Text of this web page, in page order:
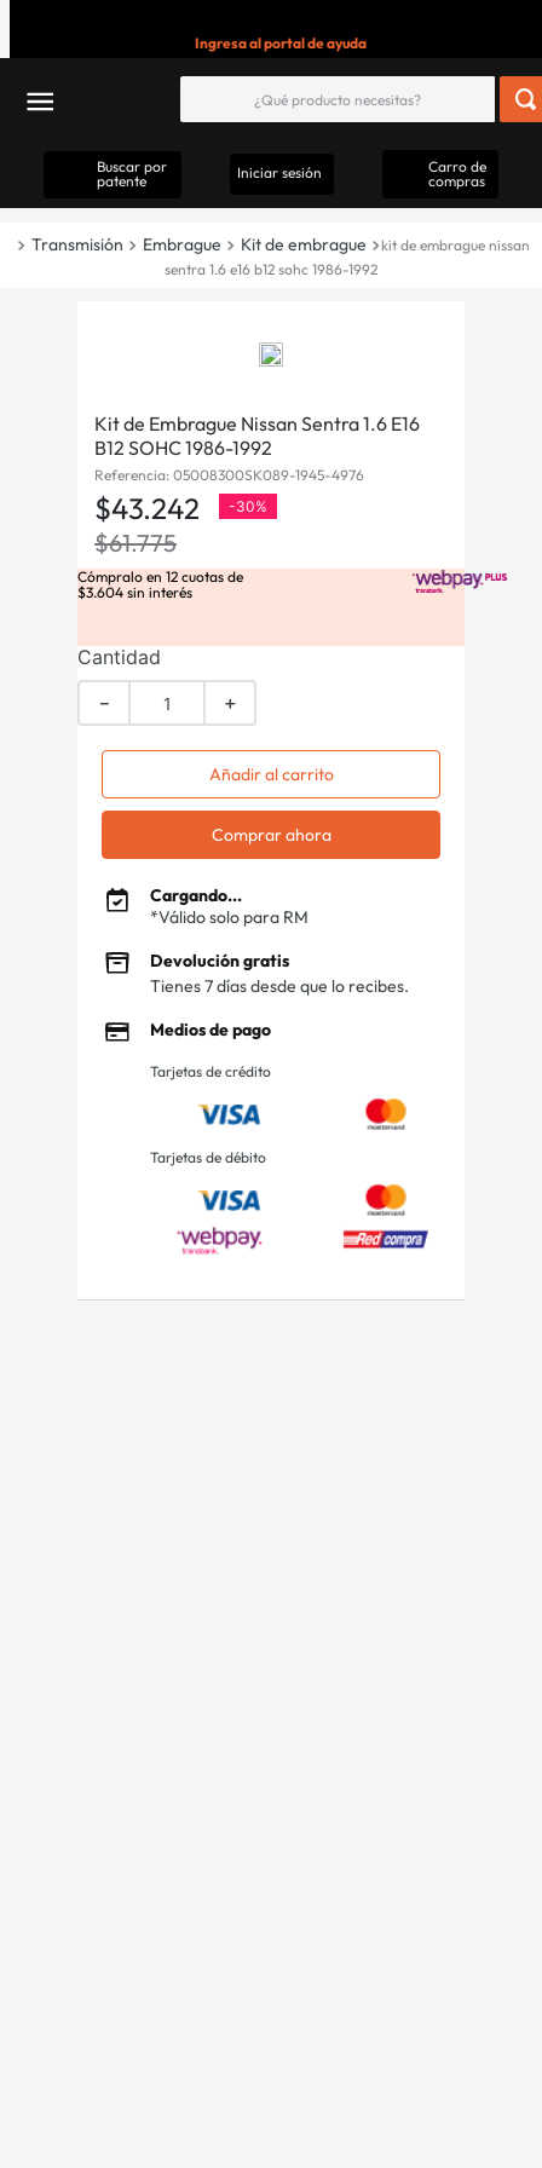
Ingresa al portal de ayuda
Buscar por
patente
Iniciar sesión
Carro de
compras
Transmisión Embrague Kit de embrague
kit de embrague nissan
sentra 1.6 e16 b12 sohc 1986-1992
Kit de Embrague Nissan Sentra 1.6 E16
B12 SOHC 1986-1992
Referencia: 05008300SK089-1945-4976
$43.242 -30%
$61.775
Cómpralo en 12 cuotas de
$3.604 sin interés
Cantidad
＋
－
Añadir al carrito
Comprar ahora
Cargando...
*Válido solo para RM
Devolución gratis
Tienes 7 días desde que lo recibes.
Medios de pago
Tarjetas de crédito
Tarjetas de débito